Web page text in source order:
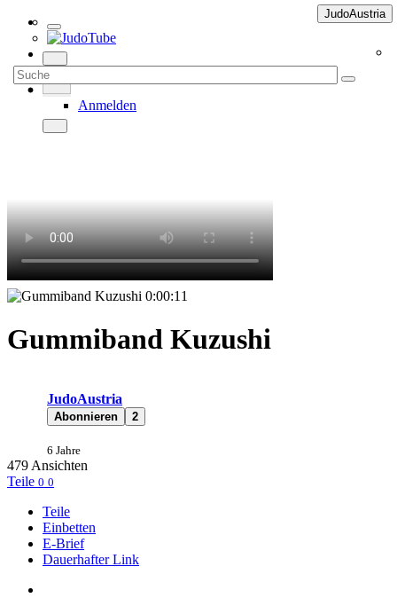
Anmelden
0:00:11
Gummiband Kuzushi
JudoAustria
Abonnieren 2
6 Jahre
479 Ansichten
Teile 0 0
Teile
Einbetten
E-Brief
Dauerhafter Link
JudoAustria